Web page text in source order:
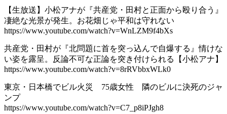
【生放送】小松アナが『共産党・田村と正面から殴り合う』
凄絶な光景が発生。お花畑じゃ平和は守れない
https://www.youtube.com/watch?v=WnLZM9f4bXs
共産党・田村が『北問題に首を突っ込んで自爆する』情けな
い姿を露呈。反論不可な正論を突き付けられる【小松アナ】
https://www.youtube.com/watch?v=8rRVbbxWLk0
東京・日本橋でビル火災 75歳女性 隣のビルに決死のジャ
ンプ
https://www.youtube.com/watch?v=C7_p8iPJgh8